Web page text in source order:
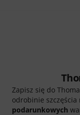
Zapisz się do
odrobinie szczęścia
podarunkowych